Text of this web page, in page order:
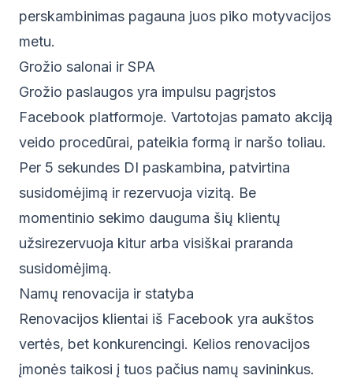
perskambinimas pagauna juos piko motyvacijos
metu.
Grožio salonai ir SPA
Grožio paslaugos yra impulsu pagrįstos
Facebook platformoje. Vartotojas pamato akciją
veido procedūrai, pateikia formą ir naršo toliau.
Per 5 sekundes DI paskambina, patvirtina
susidomėjimą ir rezervuoja vizitą. Be
momentinio sekimo dauguma šių klientų
užsirezervuoja kitur arba visiškai praranda
susidomėjimą.
Namų renovacija ir statyba
Renovacijos klientai iš Facebook yra aukštos
vertės, bet konkurencingi. Kelios renovacijos
įmonės taikosi į tuos pačius namų savininkus.